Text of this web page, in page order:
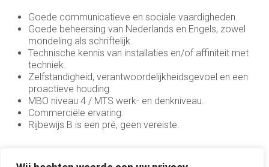
Goede communicatieve en sociale vaardigheden.
Goede beheersing van Nederlands en Engels, zowel
mondeling als schriftelijk.
Technische kennis van installaties en/of affiniteit met
techniek.
Zelfstandigheid, verantwoordelijkheidsgevoel en een
proactieve houding.
MBO niveau 4 / MTS werk- en denkniveau.
Commerciële ervaring.
Rijbewijs B is een pré, geen vereiste.